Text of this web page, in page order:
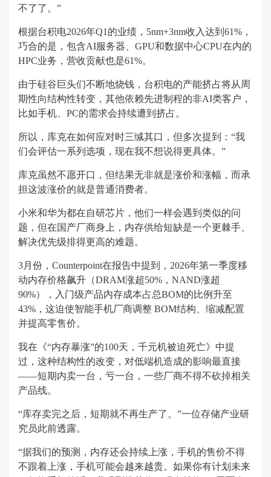
不了了。”
根据台积电2026年Q1的业绩，5nm+3nm收入达到61%，
巧合的是，包含AI服务器、GPU和数据中心CPU在内的
HPC业务，营收贡献也是61%。
由于硅谷巨头们不断地烧钱，台积电的产能挤占将从周
期性向结构性转变，其他依赖先进制程的非AI类客户，
比如手机、PC的需求会持续遭到挤占。
所以，库克在如何应对时三缄其口，但多次提到：“我
们会评估一系列选项，现在我不想说得更具体。”
库克虽然不愿开口，但结果无非就是涨价和涨幅，而承
担这波涨价的就是普通消费者。
小米和华为都在自研芯片，他们一样会遇到类似的问
题，但在国产厂商身上，内存供给短缺是一个更棘手、
解决优先级排得更高的难题。
3月份，Counterpoint在报告中提到，2026年第一季度移
动内存价格飙升（DRAM涨超50%，NAND涨超
90%），入门级产品内存成本占总BOM的比例升至
43%，这迫使智能手机厂商调整 BOM结构、缩减配置
并提高零售价。
我在《“内存暴涨”的100天，千元机被迫死亡》中提
过，这种结构性的改变，对低端机造成的影响最直接
——短期内卖一台，亏一台，一些厂商不得不砍掉相关
产品线。
“库存卖完之后，短期就不再生产了。”一位存储产业研
究员此前透露。
“据我们的预测，内存还会持续上涨，手机的售价不得
不跟着上涨，手机可能会越来越贵。如果你有计划未来